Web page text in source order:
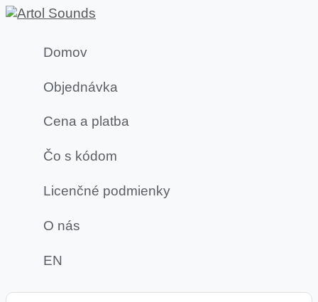
Domov
Objednávka
Cena a platba
Čo s kódom
Licenčné podmienky
O nás
EN